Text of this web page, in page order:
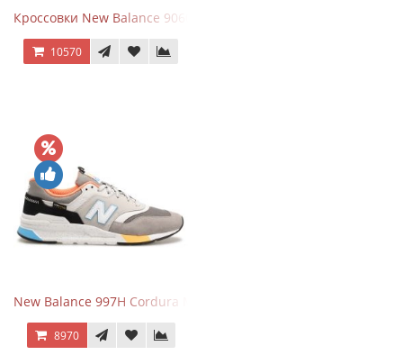
Кроссовки New Balance 9060 Triple White
10570
New Balance 997H Cordura Marblehead с желтой и голубой
8970